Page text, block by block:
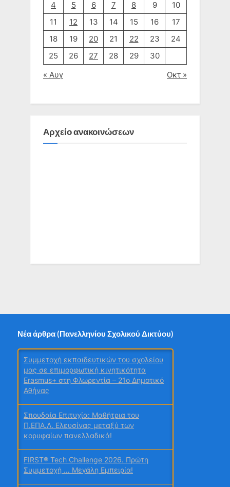
4 5 6 7 8 9
10
11
12 13 14 15 16
17
18
19 20 21 22 23
24
25
26 27 28 29
30
« Αυγ
Οκτ »
Αρχείο ανακοινώσεων
Νέα άρθρα (Πανελληνίου Σχολικού Δικτύου)
Συμμετοχή εκπαιδευτικών του σχολείου
μας σε επιμορφωτική κινητικότητα
Erasmus+ στη Φλωρεντία – 21ο Δημοτικό
Αθήνας
Σπουδαία Επιτυχία: Μαθήτρια του
Π.ΕΠΑ.Λ. Ελευσίνας μεταξύ των
κορυφαίων πανελλαδικά!
FIRST® Tech Challenge 2026. Πρώτη
Συμμετοχή … Μεγάλη Εμπειρία!